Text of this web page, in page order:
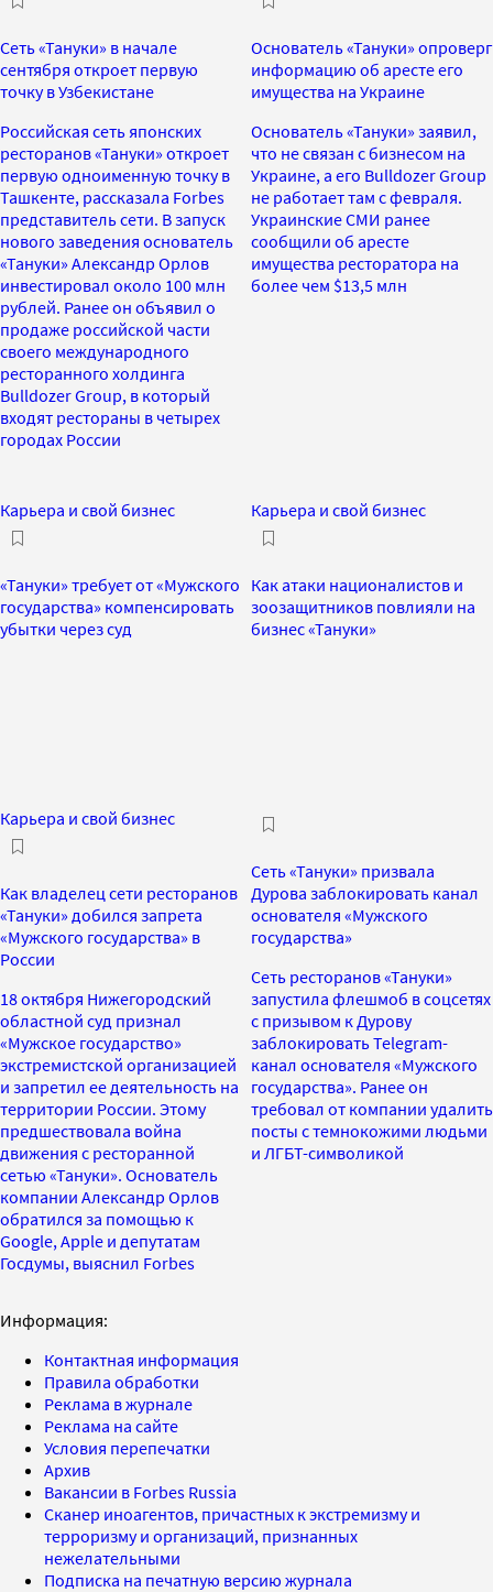
Сеть «Тануки» в начале
сентября откроет первую
точку в Узбекистане
Российская сеть японских
ресторанов «Тануки» откроет
первую одноименную точку в
Ташкенте, рассказала Forbes
представитель сети. В запуск
нового заведения основатель
«Тануки» Александр Орлов
инвестировал около 100 млн
рублей. Ранее он объявил о
продаже российской части
своего международного
ресторанного холдинга
Bulldozer Group, в который
входят рестораны в четырех
городах России
Основатель «Тануки» опроверг
информацию об аресте его
имущества на Украине
Основатель «Тануки» заявил,
что не связан с бизнесом на
Украине, а его Bulldozer Group
не работает там с февраля.
Украинские СМИ ранее
сообщили об аресте
имущества ресторатора на
более чем $13,5 млн
Карьера и свой бизнес
«Тануки» требует от «Мужского
государства» компенсировать
убытки через суд
Карьера и свой бизнес
Как атаки националистов и
зоозащитников повлияли на
бизнес «Тануки»
Карьера и свой бизнес
Как владелец сети ресторанов
«Тануки» добился запрета
«Мужского государства» в
России
18 октября Нижегородский
областной суд признал
«Мужское государство»
экстремистской организацией
и запретил ее деятельность на
территории России. Этому
предшествовала война
движения с ресторанной
сетью «Тануки». Основатель
компании Александр Орлов
обратился за помощью к
Google, Apple и депутатам
Госдумы, выяснил Forbes
Сеть «Тануки» призвала
Дурова заблокировать канал
основателя «Мужского
государства»
Сеть ресторанов «Тануки»
запустила флешмоб в соцсетях
с призывом к Дурову
заблокировать Telegram-
канал основателя «Мужского
государства». Ранее он
требовал от компании удалить
посты с темнокожими людьми
и ЛГБТ-символикой
Информация:
Контактная информация
Правила обработки
Реклама в журнале
Реклама на сайте
Условия перепечатки
Архив
Вакансии в Forbes Russia
Сканер иноагентов, причастных к экстремизму и
терроризму и организаций, признанных
нежелательными
Подписка на печатную версию журнала